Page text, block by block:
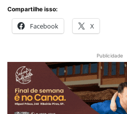
Compartilhe isso:
Facebook X
Publicidade